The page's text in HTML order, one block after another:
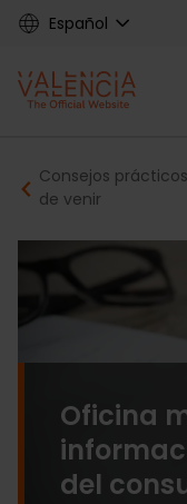
Skip
content
Español
Main
navigation
Consejos
de venir
Oficina
del